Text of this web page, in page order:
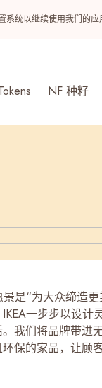
统以继续使用我们的应
NF 种籽
景是“为大众缔造
一步步以设计
我们将品牌带进
保的家品，让顾